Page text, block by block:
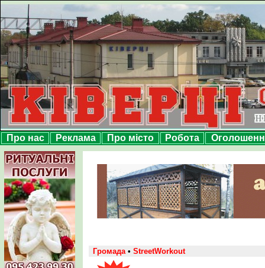
Про нас Реклама Про місто Робота
Громада• StreetWorkout